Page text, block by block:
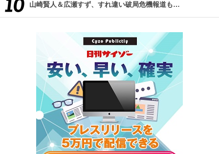
山崎賢人＆広瀬すず、すれ違い破局危機報道も…